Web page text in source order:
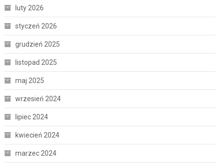
luty 2026
styczeń 2026
grudzień 2025
listopad 2025
maj 2025
wrzesień 2024
lipiec 2024
kwiecień 2024
marzec 2024